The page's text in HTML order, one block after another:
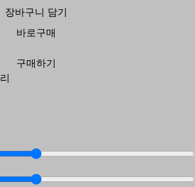
장바구니 담기
바로구매
구매하기